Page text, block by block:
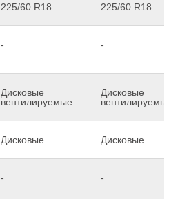
225/60 R18 225/60 R18
- -
Дисковые
вентилируемые
Дисковые
вентилируемые
Дисковые Дисковые
- -